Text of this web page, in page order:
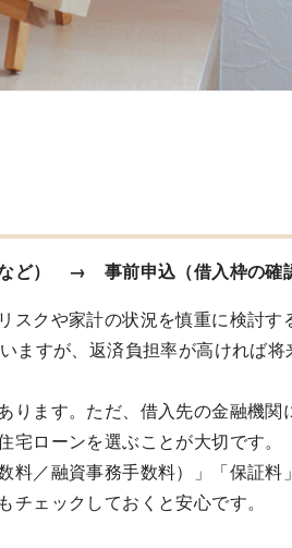
ど） → 事前申込（借入枠の
クや家計の状況を慎重に検討す
ますが、返済負担率が高ければ
ます。ただ、借入先の金融機
ローンを選ぶことが大切です。
／融資事務手数料）」「保証
ェックしておくと安心です。